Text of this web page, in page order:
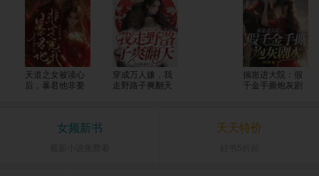
天道之女被读心
后，暴君他非要
穿成万人嫌，我
走野路子爽翻天
揣崽进大院：假
千金手撕炮灰剧
女频新书 天天特价